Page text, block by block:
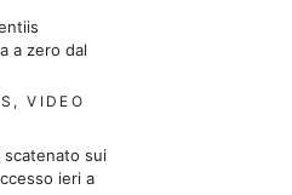
a zero dal
,VIDEO
scatenato sui
ieri a